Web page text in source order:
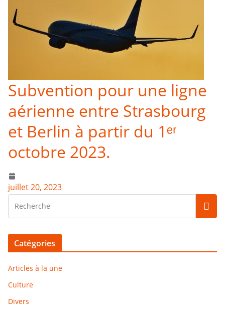
Subvention pour une ligne
aérienne entre Strasbourg
et Berlin à partir du 1ᵉʳ
octobre 2023.
juillet 20, 2023
Catégories
Articles à la une
Culture
Divers